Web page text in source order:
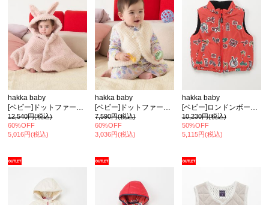
hakka baby
12,540円(税込)
60%OFF
5,016円(税込)
hakka baby
7,590円(税込)
60%OFF
3,036円(税込)
hakka baby
10,230円(税込)
50%OFF
5,115円(税込)